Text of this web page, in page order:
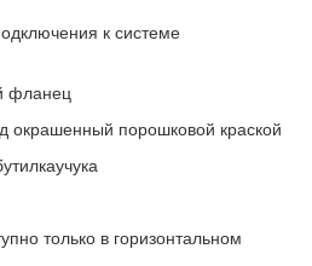
к системе
фланец
окрашенный порошковой краской
только в горизонтальном